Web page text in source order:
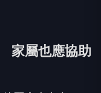
家屬也應協助